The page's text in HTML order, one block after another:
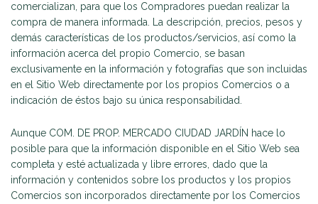
comercializan, para que los Compradores puedan realizar la
compra de manera informada. La descripción, precios, pesos y
demás características de los productos/servicios, así como la
información acerca del propio Comercio, se basan
exclusivamente en la información y fotografías que son incluidas
en el Sitio Web directamente por los propios Comercios o a
indicación de éstos bajo su única responsabilidad.
Aunque COM. DE PROP. MERCADO CIUDAD JARDÍN hace lo
posible para que la información disponible en el Sitio Web sea
completa y esté actualizada y libre errores, dado que la
información y contenidos sobre los productos y los propios
Comercios son incorporados directamente por los Comercios